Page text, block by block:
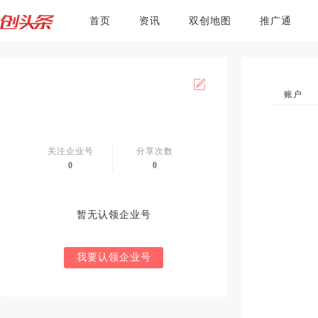
首页 资讯 双创地图 推广通
关注企业号
0
分享次数
0
暂无认领企业号
我要认领企业号
账户